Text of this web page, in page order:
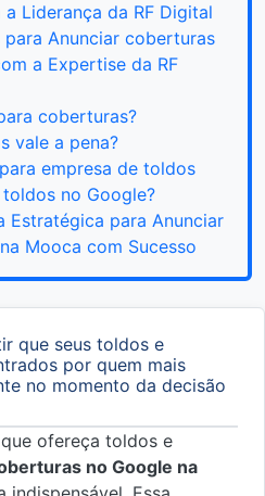
Liderança da RF Digital
Anunciar coberturas
a Expertise da RF
coberturas?
vale a pena?
empresa de toldos
no Google?
Estratégica para Anunciar
Mooca com Sucesso
que seus toldos e
por quem mais
no momento da decisão
ofereça toldos e
no Google na